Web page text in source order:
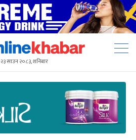
२३ साउन २०८३, शनिबार